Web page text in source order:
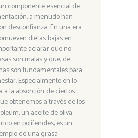
componente esencial de
a menudo han
desconfianza. En una era
dietas bajas en
aclarar que no
son malas y que, de
son fundamentales para
Especialmente en lo
a la absorción de ciertos
obtenemos a través de los
un aceite de oliva
en polifenoles, es un
de una grasa